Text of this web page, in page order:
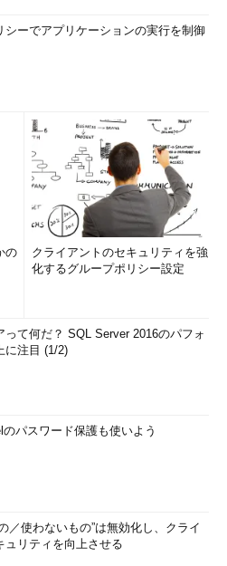
シーでアプリケーションの実行を制御
の
クライアントのセキュリティを強
化するグループポリシー設定
って何だ？ SQL Server 2016のパフォ
に注目 (1/2)
パスワード保護も使いよう
／使わないもの”は無効化し、クライ
ュリティを向上させる